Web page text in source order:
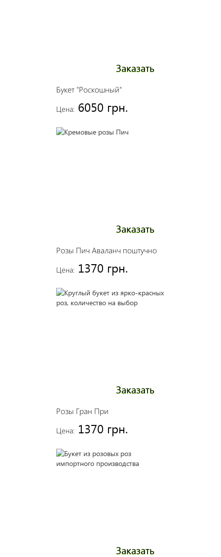
Букет "Роскошный"
Цена: 6050 грн.
Заказать
Розы Пич Аваланч поштучно
Цена: 1370 грн.
Заказать
Розы Гран При
Цена: 1370 грн.
Заказать
Заказать